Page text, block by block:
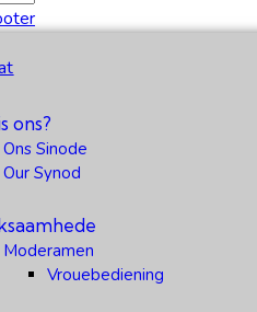
ons?
Ons Sinode
Our Synod
Moderamen
Vrouebediening